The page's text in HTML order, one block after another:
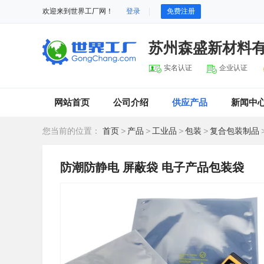
欢迎来到世界工厂网！ 登录 免费注册
苏州森盛新材料
实名认证 企业认证
网站首页 公司介绍 供应产品 新闻中
您当前的位置： 首页 > 产品 > 工业品 >包装 >复合包装制品
防潮防静电 屏蔽袋 电子产品包装袋